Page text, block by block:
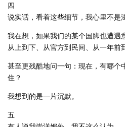
四
说实话，看着这些细节，我心里不是
我在想，如果我们的某个国脚也遭遇
从上到下、从官方到民间、从一年前
甚至更残酷地问一句：现在，有哪个
住？
我想到的是一片沉默。
五